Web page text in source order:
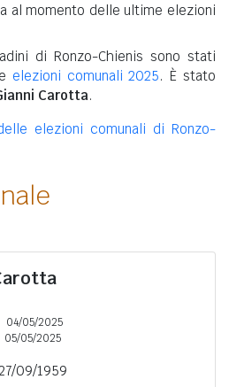
al momento delle ultime elezioni
di Ronzo-Chienis sono stati
elezioni comunali 2025. È stato
Carotta.
elezioni comunali di Ronzo-
04/05/2025
05/05/2025
09/1959